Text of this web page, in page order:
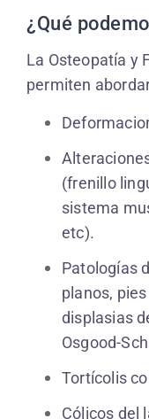
¿Qué
La Osteopatía y
permiten
(frenillo
sistema
etc).
Patologías
planos,
displasias
Osgood-
Tortícolis
Cólicos del